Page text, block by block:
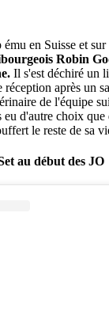
en Suisse et
Robin
Il s'est déchiré un
réception après un
de l'équipe
eu d'autre choix
le reste de sa
au début des JO